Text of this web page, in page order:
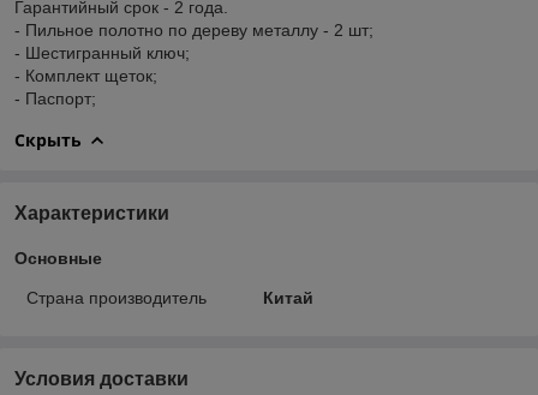
Гарантийный срок - 2 года.
- Пильное полотно по дереву металлу - 2 шт;
- Шестигранный ключ;
- Комплект щеток;
- Паспорт;
Скрыть
Характеристики
Основные
Страна производитель Китай
Условия доставки